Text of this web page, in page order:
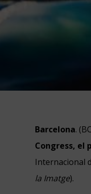
Barcelona.
Congress, el
Internacional
la Imatge).